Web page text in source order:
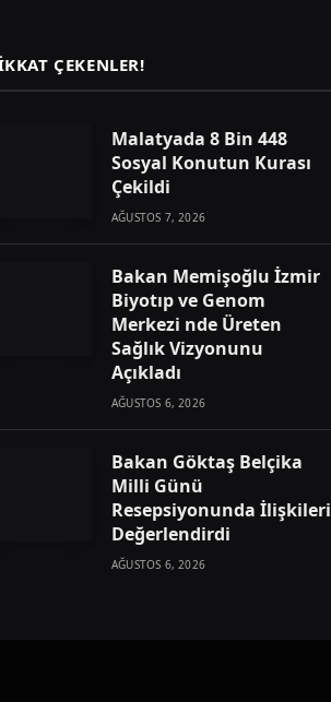
ÇEKENLER!
Malatyada 8 Bin 448
Sosyal Konutun Kurası
Çekildi
AĞUSTOS 7, 2026
Bakan Memişoğlu İzmir
Biyotıp ve Genom
Merkezi nde Üreten
Sağlık Vizyonunu
Açıkladı
AĞUSTOS 6, 2026
Bakan Göktaş Belçika
Milli Günü
Resepsiyonunda İlişkileri
Değerlendirdi
AĞUSTOS 6, 2026